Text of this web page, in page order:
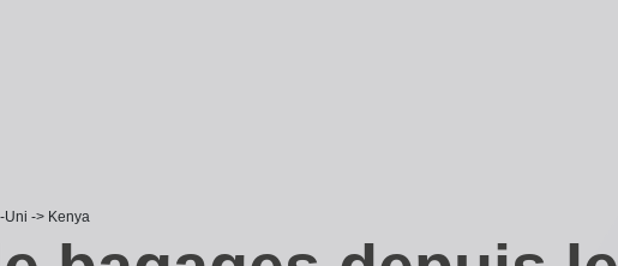
Uni -> Kenya